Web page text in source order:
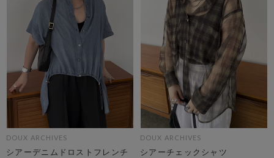
DOUX ARCHIVES
シアーデニムドロストフレンチ
DOUX ARCHIVES
シアーチェックシャツ